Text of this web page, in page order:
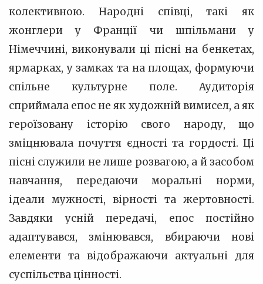
колективною. Народні співці, такі як
жонглери у Франції чи шпільмани у
Німеччині, виконували ці пісні на бенкетах,
ярмарках, у замках та на площах, формуючи
спільне культурне поле. Аудиторія
сприймала епос не як художній вимисел, а як
героїзовану історію свого народу, що
зміцнювала почуття єдності та гордості. Ці
пісні служили не лише розвагою, а й засобом
навчання, передаючи моральні норми,
ідеали мужності, вірності та жертовності.
Завдяки усній передачі, епос постійно
адаптувався, змінювався, вбираючи нові
елементи та відображаючи актуальні для
суспільства цінності.